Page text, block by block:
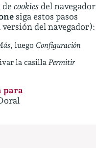
cookies del navegador
siga estos pasos
del navegador):
, luego Configuración
la casilla Permitir
para